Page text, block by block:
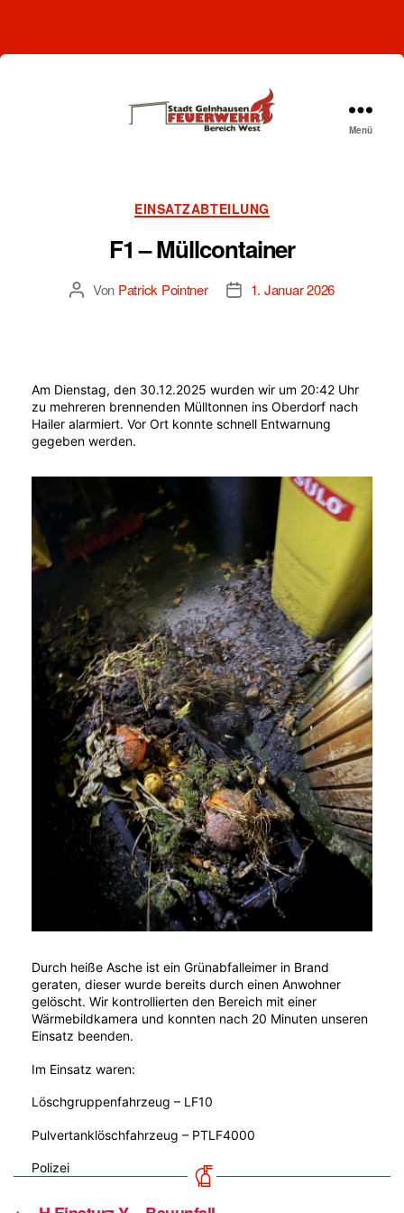
Menü
Kategorien
EINSATZABTEILUNG
F1 – Müllcontainer
Beitragsautor
Von Patrick Pointner Beitragsdatum
1. Januar 2026
Am Dienstag, den 30.12.2025 wurden wir um 20:42 Uhr
zu mehreren brennenden Mülltonnen ins Oberdorf nach
Hailer alarmiert. Vor Ort konnte schnell Entwarnung
gegeben werden.
Durch heiße Asche ist ein Grünabfalleimer in Brand
geraten, dieser wurde bereits durch einen Anwohner
gelöscht. Wir kontrollierten den Bereich mit einer
Wärmebildkamera und konnten nach 20 Minuten unseren
Einsatz beenden.
Im Einsatz waren:
Löschgruppenfahrzeug – LF10
Pulvertanklöschfahrzeug – PTLF4000
Polizei